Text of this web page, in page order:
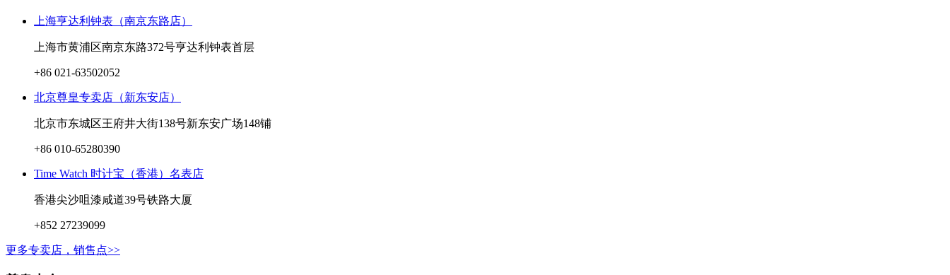
上海亨达利钟表（南京东路店）
上海市黄浦区南京东路372号亨达利钟表首层
+86 021-63502052
北京尊皇专卖店（新东安店）
北京市东城区王府井大街138号新东安广场148铺
+86 010-65280390
Time Watch 时计宝（香港）名表店
香港尖沙咀漆咸道39号铁路大厦
+852 27239099
更多专卖店，销售点>>